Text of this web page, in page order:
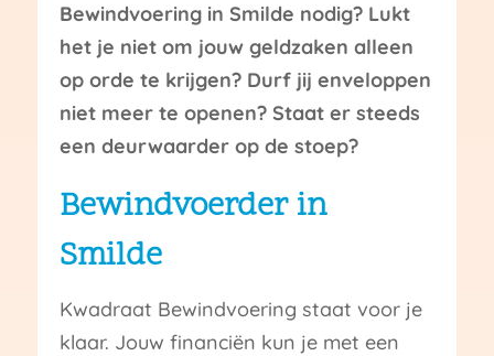
Bewindvoering in Smilde nodig? Lukt
het je niet om jouw geldzaken alleen
op orde te krijgen? Durf jij enveloppen
niet meer te openen? Staat er steeds
een deurwaarder op de stoep?
Bewindvoerder in
Smilde
Kwadraat Bewindvoering staat voor je
klaar. Jouw financiën kun je met een